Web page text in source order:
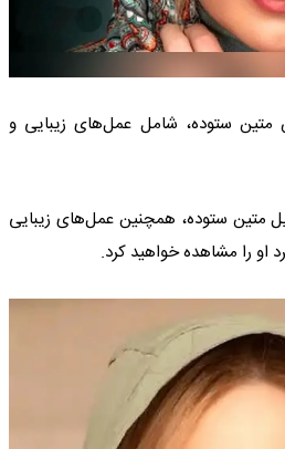
ستوده، شامل عمل‌های زیبایی و
متین ستوده، همچنین عمل‌های زیبایی
را مشاهده خواهید کرد.